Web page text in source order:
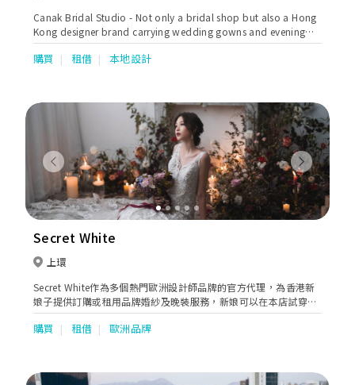
Canak Bridal Studio - Not only a bridal shop but also a Hong
Kong designer brand carrying wedding gowns and evening
gowns in sophisticated, romantic and stylish styles.
購買 租借 本地設計
Previous Next
Secret White
上環
Secret White作為多個熱門歐洲設計師品牌的官方代理，為香港新
娘子提供訂購或租用品牌婚紗及晚裝服務，新娘可以在本店試穿
2023系列的最新款式。Secret White提供專業禮服顧問一對一服
務，試裙不設件數限制，讓新娘在私密而舒適的環境，盡情享受挑
購買 租借 歐洲品牌